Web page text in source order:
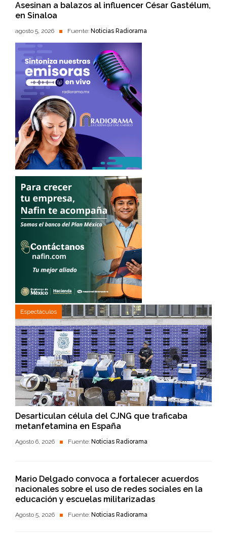
Asesinan a balazos al influencer César Gastélum,
en Sinaloa
agosto 5, 2026 Fuente: Noticias Radiorama
Espectáculos
Desarticulan célula del CJNG que traficaba
metanfetamina en España
Agosto 6, 2026 Fuente: Noticias Radiorama
Mario Delgado convoca a fortalecer acuerdos
nacionales sobre el uso de redes sociales en la
educación y escuelas militarizadas
Agosto 5, 2026 Fuente: Noticias Radiorama